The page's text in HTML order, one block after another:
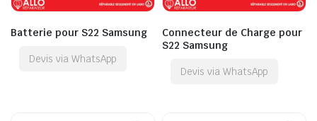
Batterie pour S22 Samsung
Devis via WhatsApp
Connecteur de Charge pour
S22 Samsung
Devis via WhatsApp